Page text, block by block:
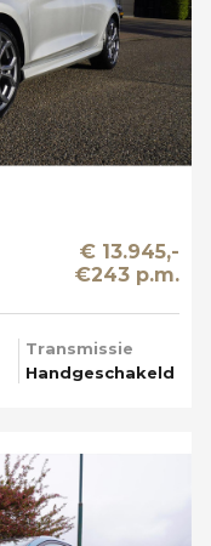
€ 13.945,-
€243 p.m.
Transmissie
Handgeschakeld